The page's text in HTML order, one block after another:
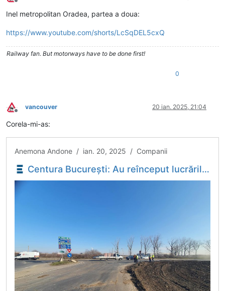
Deconectat
Inel metropolitan Oradea, partea a doua:
https://www.youtube.com/shorts/LcSqDEL5cxQ
Railway fan. But motorways have to be done first!
0
Deconectat
vancouver 20 ian. 2025, 21:04
Corela-mi-as:
Anemona Andone / ian. 20, 2025 / Companii
Centura București: Au reînceput lucrările pe tronsonul Jilava - Domnești, unde vor fi construite în premieră intersecții pe trei niveluri - Economica.net